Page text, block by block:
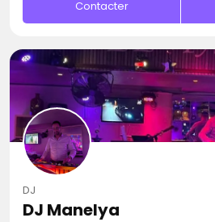
Contacter
DJ
DJ Manelya